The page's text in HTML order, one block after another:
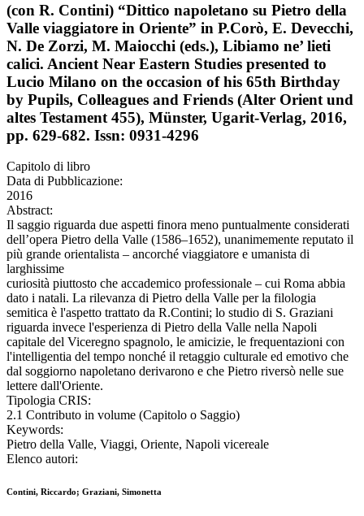
(con R. Contini) “Dittico napoletano su Pietro della
Valle viaggiatore in Oriente” in P.Corò, E. Devecchi,
N. De Zorzi, M. Maiocchi (eds.), Libiamo ne’ lieti
calici. Ancient Near Eastern Studies presented to
Lucio Milano on the occasion of his 65th Birthday
by Pupils, Colleagues and Friends (Alter Orient und
altes Testament 455), Münster, Ugarit-Verlag, 2016,
pp. 629-682. Issn: 0931-4296
Capitolo di libro
Data di Pubblicazione:
2016
Abstract:
Il saggio riguarda due aspetti finora meno puntualmente considerati
dell’opera Pietro della Valle (1586–1652), unanimemente reputato il
più grande orientalista – ancorché viaggiatore e umanista di
larghissime
curiosità piuttosto che accademico professionale – cui Roma abbia
dato i natali. La rilevanza di Pietro della Valle per la filologia
semitica è l'aspetto trattato da R.Contini; lo studio di S. Graziani
riguarda invece l'esperienza di Pietro della Valle nella Napoli
capitale del Viceregno spagnolo, le amicizie, le frequentazioni con
l'intelligentia del tempo nonché il retaggio culturale ed emotivo che
dal soggiorno napoletano derivarono e che Pietro riversò nelle sue
lettere dall'Oriente.
Tipologia CRIS:
2.1 Contributo in volume (Capitolo o Saggio)
Keywords:
Pietro della Valle, Viaggi, Oriente, Napoli vicereale
Elenco autori:
Contini, Riccardo; Graziani, Simonetta